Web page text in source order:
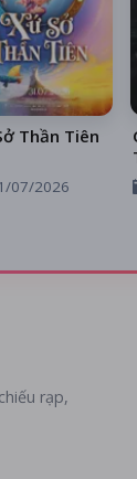
Thần Tiên
07/2026
rạp,